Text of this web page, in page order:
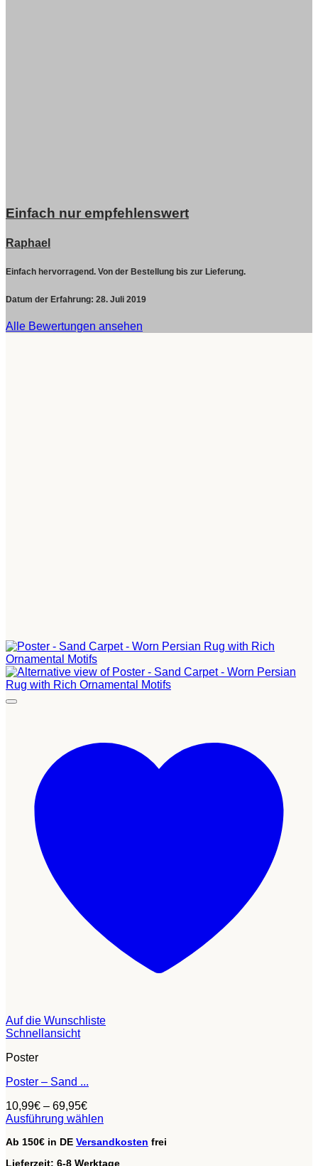
Einfach nur empfehlenswert
Raphael
Einfach hervorragend. Von der Bestellung bis zur Lieferung.
Datum der Erfahrung: 28. Juli 2019
Alle Bewertungen ansehen
Auf die Wunschliste
Schnellansicht
Poster
Poster – Sand ...
10,99€ – 69,95€
Ausführung wählen
Produkt
weist
Ab 150€ in DE Versandkosten frei
Lieferzeit: 6-8 Werktage